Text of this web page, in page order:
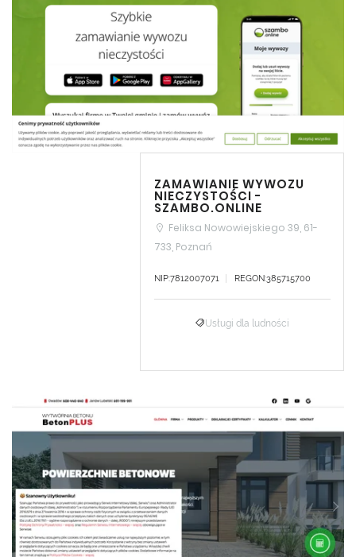
ZAMAWIANIE WYWOZU
NIECZYSTOŚCI -
SZAMBO.ONLINE
Feliksa Nowowiejskiego 39, 61-
733, Poznań
NIP:7812007071 REGON:385715700
Usługi dla ludności